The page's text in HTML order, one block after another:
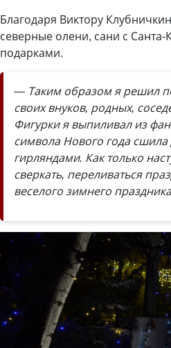
Благодаря Виктору
северные олени, сани с
подарками.
— Таким образом я решил
своих внуков, родных,
Фигурки я выпиливал из
символа Нового года
гирляндами. Как только
сверкать, переливаться
веселого зимнего